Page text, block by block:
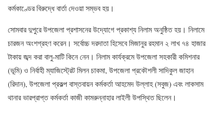
কর্মকাণ্ডের বিরুদ্ধে বার্তা দেওয়া সম্ভব হয়।
সোমবার দুপুরে উপজেলা প্রশাসনের উদ্যোগে প্রকাশ্য নিলাম অনুষ্ঠিত হয়। নিলামে
চারজন অংশগ্রহণ করেন। সর্বোচ্চ দরদাতা হিসেবে মিজানুর রহমান ২ লাখ ৭৪ হাজার
টাকায় জব্দ করা বালু-মাটি কিনে নেন। নিলাম কার্যক্রমে উপজেলা সহকারী কমিশনার
(ভূমি) ও নির্বাহী ম্যাজিস্ট্রেট মিলন চাকমা, উপজেলা প্রকৌশলী সাদিকুল জাহান
(রিদান), উপজেলা প্রকল্প বাস্তবায়ন কর্মকর্তা আহমেদ উল্লাহ (সবুজ) এবং লাকসাম
থানার ভারপ্রাপ্ত কর্মকর্তা কাজী কামরুন্নাহার লাইলী উপস্থিত ছিলেন।